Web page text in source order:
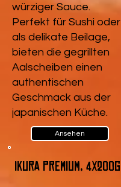
würziger Sauce.
Perfekt für Sushi oder
als delikate Beilage,
bieten die gegrillten
Aalscheiben einen
authentischen
Geschmack aus der
japanischen Küche.
Ansehen
Ikura Premium, 4x200g